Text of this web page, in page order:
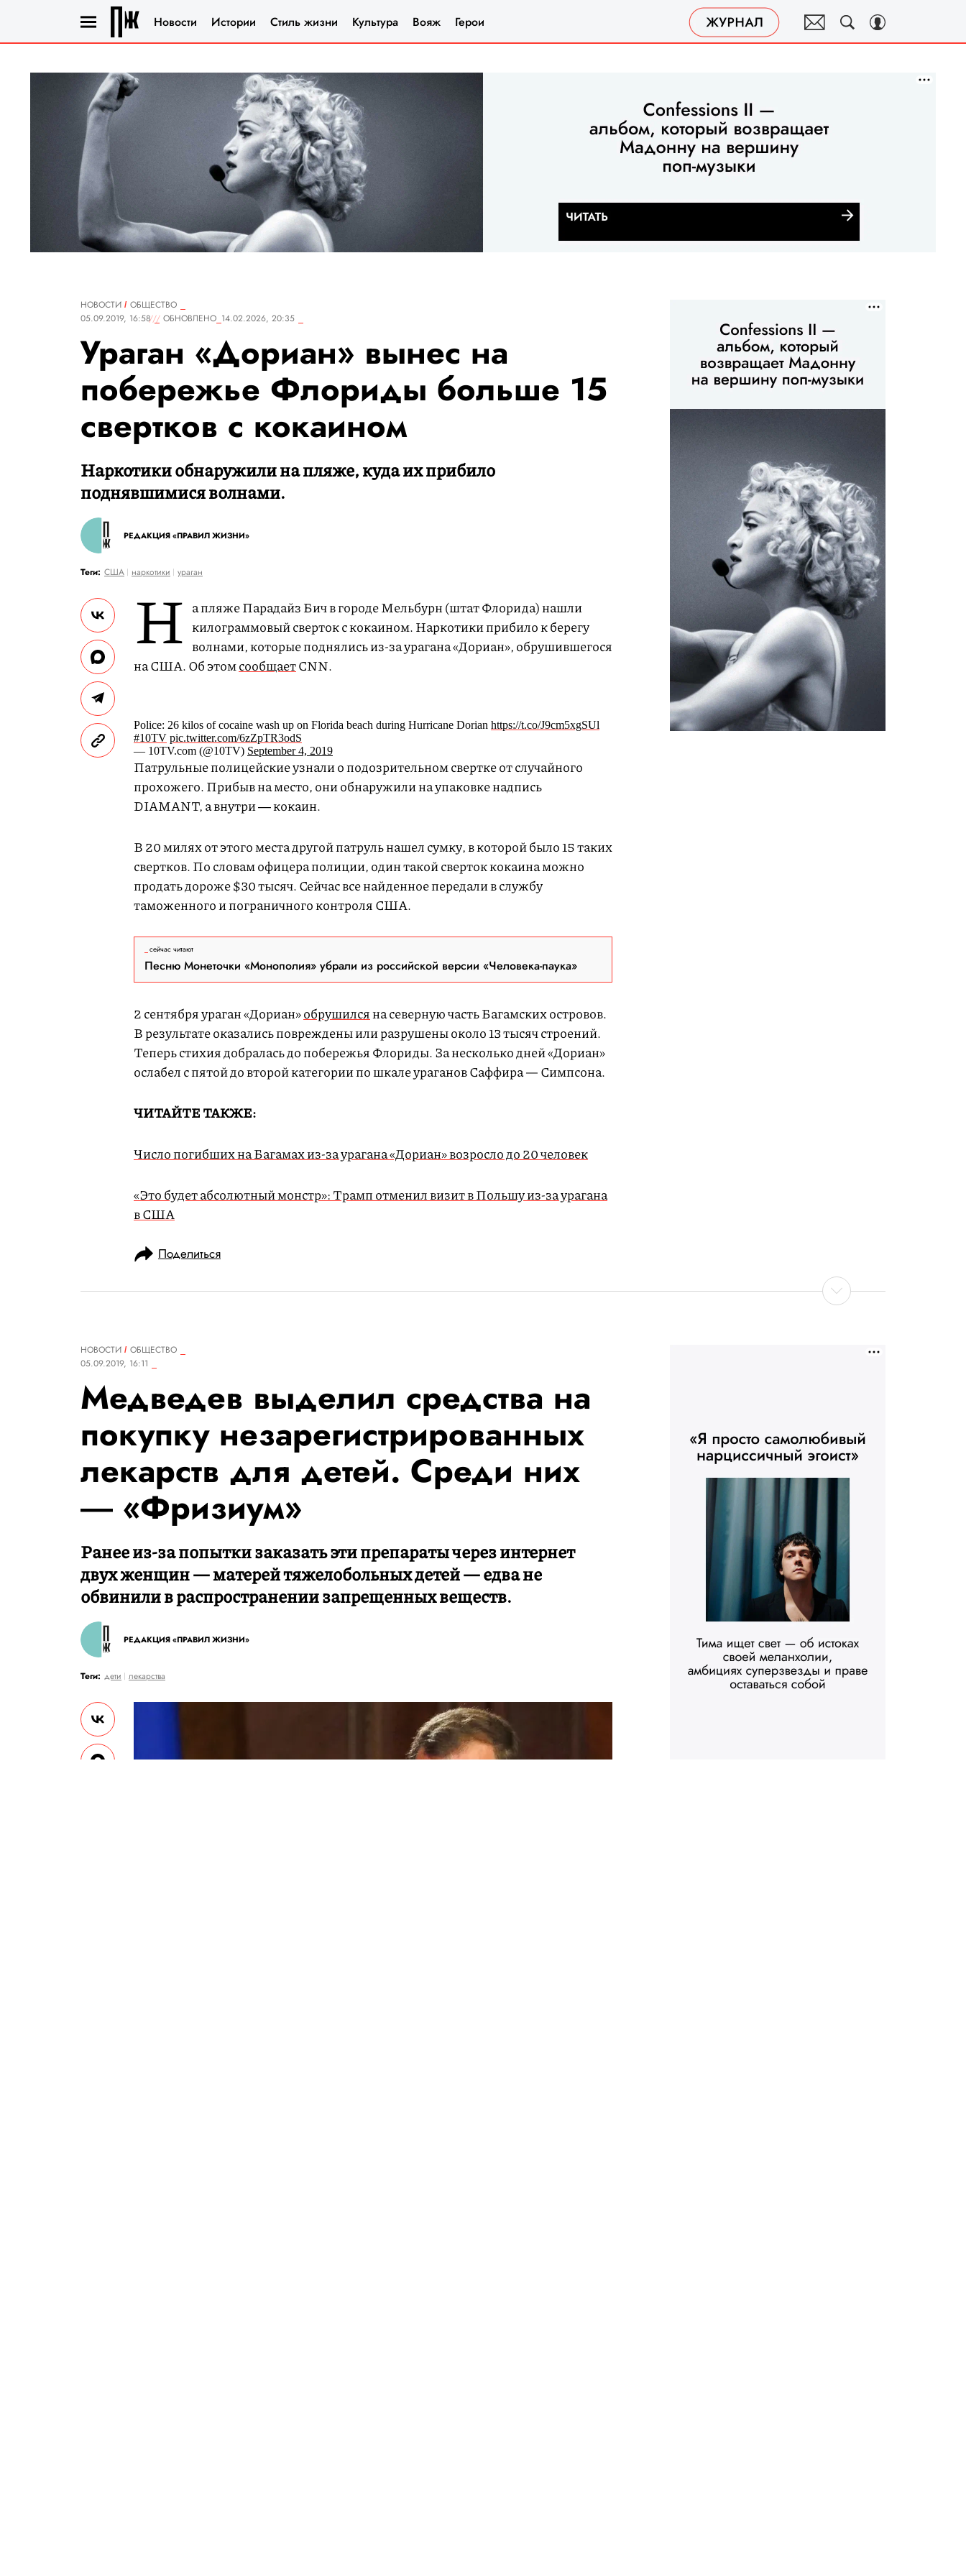
Новости Истории Стиль жизни Культура Вояж Герои
НОВОСТИ
ОБЩЕСТВО
05.09.2019, 16:58
ОБНОВЛЕНО 14.02.2026, 20:35
Ураган «Дориан» вынес на
побережье Флориды больше 15
свертков с кокаином
Наркотики обнаружили на пляже, куда их прибило
поднявшимися волнами.
РЕДАКЦИЯ «ПРАВИЛ ЖИЗНИ»
Теги: США наркотики ураган
Н а пляже Парадайз Бич в городе Мельбурн (штат Флорида) нашли
килограммовый сверток с кокаином. Наркотики прибило к берегу
волнами, которые поднялись из-за урагана «Дориан», обрушившегося
на США. Об этомсообщаетCNN.
Police: 26 kilos of cocaine wash up on Florida beach during Hurricane Dorian https://t.co/J9cm5xgSUl
#10TV pic.twitter.com/6zZpTR3odS
— 10TV.com (@10TV) September 4, 2019
Патрульные полицейские узнали о подозрительном свертке от случайного
прохожего. Прибыв на место, они обнаружили на упаковке надпись
DIAMANT, а внутри ― кокаин.
В 20 милях от этого места другой патруль нашел сумку, в которой было 15 таких
свертков. По словам офицера полиции, один такой сверток кокаина можно
продать дороже $30 тысяч. Сейчас все найденное передали в службу
таможенного и пограничного контроля США.
сейчас читают
Песню Монеточки «Монополия» убрали из российской версии «Человека-паука»
2 сентября ураган «Дориан»обрушилсяна северную часть Багамских островов.
В результате оказались повреждены или разрушены около 13 тысяч строений.
Теперь стихия добралась до побережья Флориды. За несколько дней «Дориан»
ослабел с пятой до второй категории по шкале ураганов Саффира — Симпсона.
ЧИТАЙТЕ ТАКЖЕ:
Число погибших на Багамах из-за урагана «Дориан» возросло до 20 человек
«Это будет абсолютный монстр»: Трамп отменил визит в Польшу из-за урагана
в США
Поделиться
НОВОСТИ
ОБЩЕСТВО
05.09.2019, 16:11
Медведев выделил средства на
покупку незарегистрированных
лекарств для детей. Среди них
― «Фризиум»
Ранее из-за попытки заказать эти препараты через интернет
двух женщин — матерей тяжелобольных детей — едва не
обвинили в распространении запрещенных веществ.
РЕДАКЦИЯ «ПРАВИЛ ЖИЗНИ»
Теги: дети лекарства